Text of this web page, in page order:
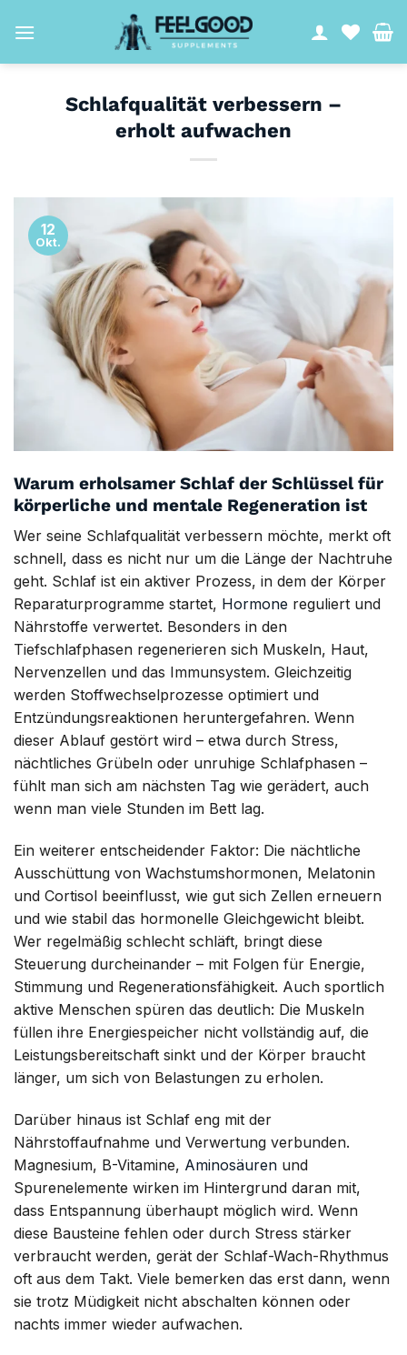
Inhalt
Schlafqualität verbessern –
erholt aufwachen
12
Okt.
Warum erholsamer Schlaf der Schlüssel für
körperliche und mentale Regeneration ist
Wer seine Schlafqualität verbessern möchte, merkt oft
schnell, dass es nicht nur um die Länge der Nachtruhe
geht. Schlaf ist ein aktiver Prozess, in dem der Körper
Reparaturprogramme startet, Hormone reguliert und
Nährstoffe verwertet. Besonders in den
Tiefschlafphasen regenerieren sich Muskeln, Haut,
Nervenzellen und das Immunsystem. Gleichzeitig
werden Stoffwechselprozesse optimiert und
Entzündungsreaktionen heruntergefahren. Wenn
dieser Ablauf gestört wird – etwa durch Stress,
nächtliches Grübeln oder unruhige Schlafphasen –
fühlt man sich am nächsten Tag wie gerädert, auch
wenn man viele Stunden im Bett lag.
Ein weiterer entscheidender Faktor: Die nächtliche
Ausschüttung von Wachstumshormonen, Melatonin
und Cortisol beeinflusst, wie gut sich Zellen erneuern
und wie stabil das hormonelle Gleichgewicht bleibt.
Wer regelmäßig schlecht schläft, bringt diese
Steuerung durcheinander – mit Folgen für Energie,
Stimmung und Regenerationsfähigkeit. Auch sportlich
aktive Menschen spüren das deutlich: Die Muskeln
füllen ihre Energiespeicher nicht vollständig auf, die
Leistungsbereitschaft sinkt und der Körper braucht
länger, um sich von Belastungen zu erholen.
Darüber hinaus ist Schlaf eng mit der
Nährstoffaufnahme und Verwertung verbunden.
Magnesium, B-Vitamine, Aminosäuren und
Spurenelemente wirken im Hintergrund daran mit,
dass Entspannung überhaupt möglich wird. Wenn
diese Bausteine fehlen oder durch Stress stärker
verbraucht werden, gerät der Schlaf-Wach-Rhythmus
oft aus dem Takt. Viele bemerken das erst dann, wenn
sie trotz Müdigkeit nicht abschalten können oder
nachts immer wieder aufwachen.